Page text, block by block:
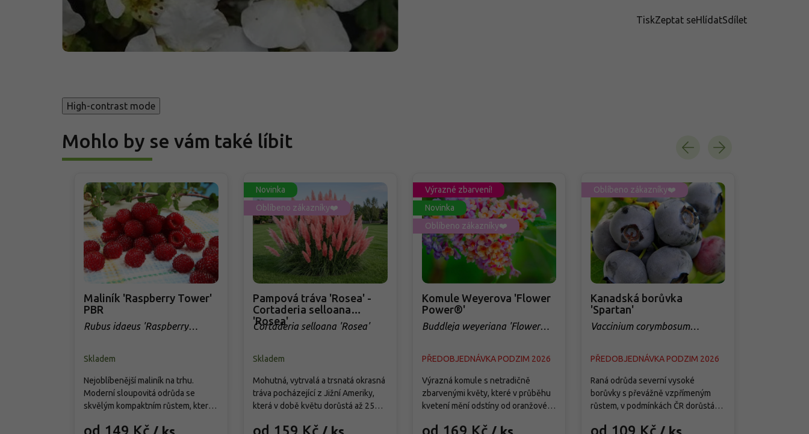
TiskZeptat seHlídatSdílet
High-contrast mode
Mohlo by se vám také líbit
Maliník 'Raspberry Tower'
PBR
Rubus idaeus 'Raspberry
Skladem
Nejoblíbenější maliník na trhu.
Moderní sloupovitá odrůda se
skvělým kompaktním růstem, která
úrodu velkých, sladkých a
Novinka
Oblíbeno zákazníky❤️
Pampová tráva 'Rosea' -
Cortaderia selloana
'Rosea'
Cortaderia selloana 'Rosea'
Skladem
Mohutná, vytrvalá a trsnatá okrasná
tráva pocházející z Jižní Ameriky,
která v době květu dorůstá až 250
chocholatá květenství světle
Výrazné zbarvení!
Novinka
Oblíbeno zákazníky❤️
Komule Weyerova 'Flower
Power®'
Buddleja weyeriana 'Flower
PŘEDOBJEDNÁVKA PODZIM 2026
Výrazná komule s netradičně
zbarvenými květy, které v průběhu
kvetení mění odstíny od oranžové
od července do září a pravidelně
Oblíbeno zákazníky❤️
Kanadská borůvka
'Spartan'
Vaccinium corymbosum
PŘEDOBJEDNÁVKA PODZIM 2026
Raná odrůda severní vysoké
borůvky s převážně vzpřímeným
růstem, v podmínkách ČR dorůstá
vytváří středně hustý keř s pevnými